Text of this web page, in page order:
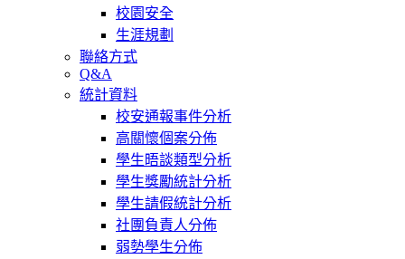
校園安全
生涯規劃
聯絡方式
Q&A
統計資料
校安通報事件分析
高關懷個案分佈
學生晤談類型分析
學生獎勵統計分析
學生請假統計分析
社團負責人分佈
弱勢學生分佈